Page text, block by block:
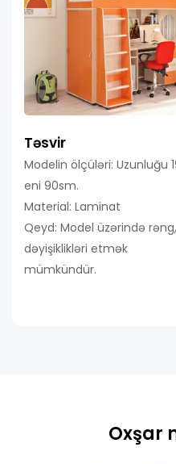
Təsvir
Modelin ölçüləri: Uzunluğu
eni 90sm.
Material: Laminat
Qeyd: Model üzərində
dəyişiklikləri etmək
mümkündür.
Oxşar